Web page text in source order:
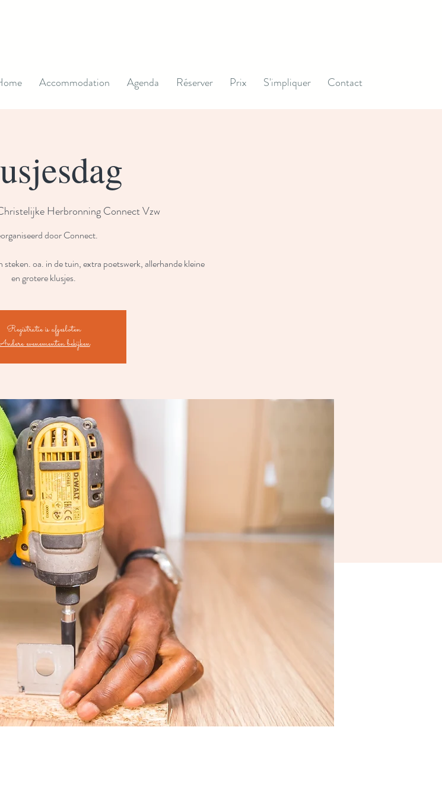
Accommodation Agenda Réserver Prix S'impliquer Contact
Herbronning Connect Vzw
door Connect.
oa. in de tuin, extra poetswerk, allerhande kleine
en grotere klusjes.
Registratie is afgesloten
evenementen bekijken